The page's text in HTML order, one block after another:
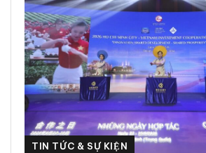
TIN TỨC & SỰ KIỆN